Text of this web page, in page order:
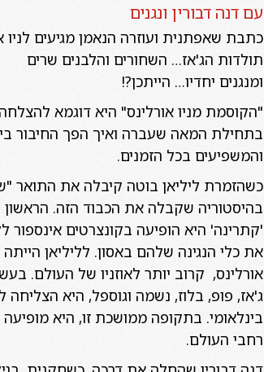
עם דנה דבורין ונגנים
כתבת שאפתנית ועוזרה הנאמן מגיעים
תולדות הג'אז… השחורים והלבנים שרים
ומנגנים יחדיו… הייתכן?!
"הקוסמת מניו אורלינס" היא דוגמא
בתחילת המאה שעברה ואיך הפך החיבור
והמשפיעים בכל הזמנים.
בהיסטוריה שקבלה את הכבוד הזה.
את כלי הנגינה שלהם באסון. לליליאן
אורלינס, קרוב יותר לאוזניו של העולם.
ג'אז, פופ, בלוז, נשמה וגוספל, היא
בינלאומי. בתקופה ממושכת זו, היא
רחבי העולם.